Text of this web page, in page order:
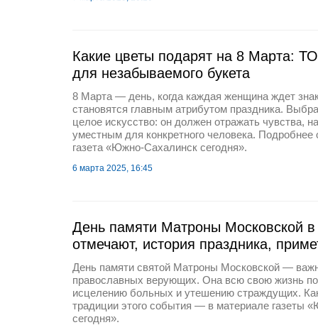
Какие цветы подарят на 8 Марта:
для незабываемого букета
8 Марта — день, когда каждая женщина ждет
становятся главным атрибутом праздника.
целое искусство: он должен отражать чувства,
уместным для конкретного человека. Подробнее
газета «Южно-Сахалинск сегодня».
6 марта 2025, 16:45
День памяти Матроны Московской в
отмечают, история праздника,
День памяти святой Матроны Московской —
православных верующих. Она всю свою жизнь
исцелению больных и утешению страждущих.
традиции этого события — в материале газеты
сегодня».